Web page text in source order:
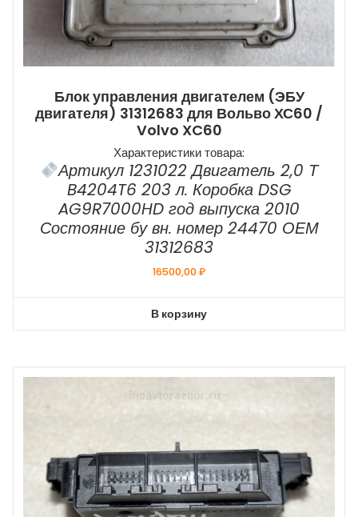
Блок управления двигателем (ЭБУ
двигателя) 31312683 для Вольво ХС60 /
Volvo XC60
Характеристики товара:
Артикул 1231022 Двигатель 2,0 Т
B4204T6 203 л. Коробка DSG
AG9R7000HD год выпуска 2010
Состояние бу вн. номер 24470 ОЕМ
31312683
16500,00₽
В корзину